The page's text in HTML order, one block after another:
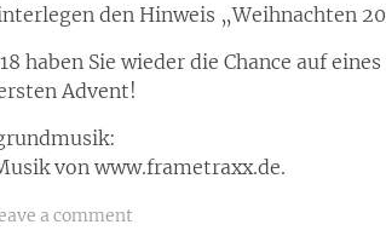
den Hinweis „Weihnachten
haben Sie wieder die Chance auf
Advent!
von www.frametraxx.de.
a comment